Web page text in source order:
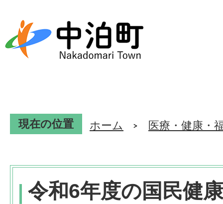
現在の位置 ホーム 医療・健康・
令和6年度の国民健